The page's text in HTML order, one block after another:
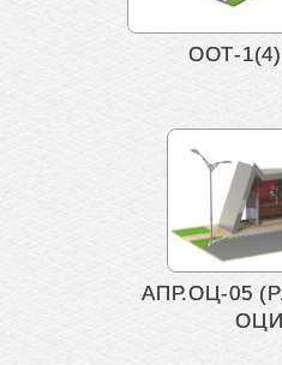
ООТ-1(4)
АПР.ОЦ-05